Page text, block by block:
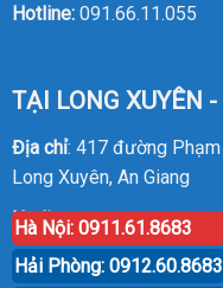
Hotline: 091.66.11.055
TẠI LONG XUYÊN
Địa chỉ: 417 đường
Long Xuyên, An Giang
Hotline:0914.20.8386
Hà Nội: 0911.61.8683
Hải Phòng: 0912.60.8683